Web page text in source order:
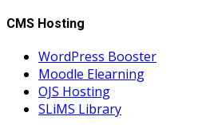
CMS Hosting
WordPress Booster
Moodle Elearning
OJS Hosting
SLiMS Library